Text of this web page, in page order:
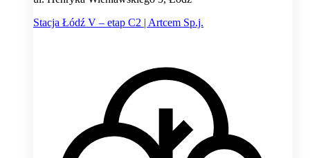
Stacja Łódź V – etap C2 | Artcem Sp.j.